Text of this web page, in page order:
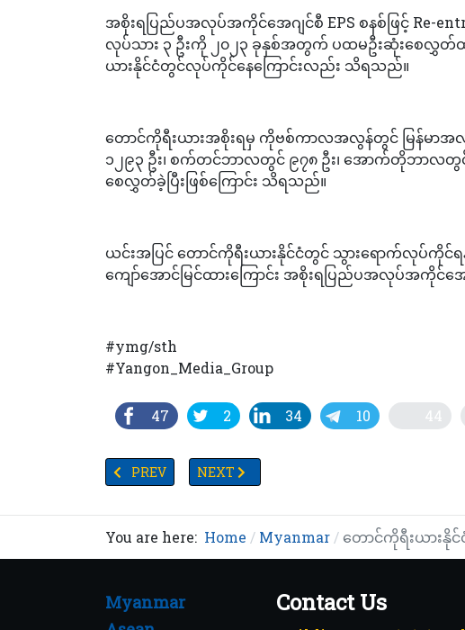
အစိုးရပြည်ပအလုပ်အကိုင်အေဂျင်စီ EPS စနစ်ဖြင့် Re-
လုပ်သား ၃ ဦးကို ၂၀၂၃ ခုနှစ်အတွက် ပထမဦးဆုံးစေလွှတ်ထာ
ယားနိုင်ငံတွင်လုပ်ကိုင်နေကြောင်းလည်း သိရသည်။
တောင်ကိုရီးယားအစိုးရမှ ကိုဗစ်ကာလအလွန်တွင် မြန်မာအ
၁၂၉၃ ဦး၊ စက်တင်ဘာလတွင် ၉၇၈ ဦး၊ အောက်တိုဘာလတွင်
စေလွှတ်ခဲ့ပြီးဖြစ်ကြောင်း သိရသည်။
ယင်းအပြင် တောင်ကိုရီးယားနိုင်ငံတွင် သွားရောက်လုပ်ကိုင်
ကျော်အောင်မြင်ထားကြောင်း အစိုးရပြည်ပအလုပ်အကိုင်
#ymg/sth
#Yangon_Media_Group
47 2 34 10 44
PREVIOUS ARTICLE: ကန်တော်ကြီးရေပြင်တွင် လူသေအလောင်
PREV NEXT ARTICLE: နာဂဒေသ လဟယ်မြို့ထေရဝါ
NEXT
You are here: Home Myanmar တောင်ကိုရီးယားနိုင်
Myanmar
Contact Us